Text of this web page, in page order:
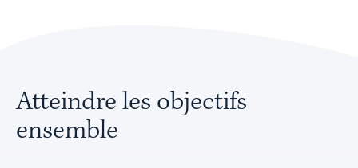
Atteindre les objectifs
ensemble